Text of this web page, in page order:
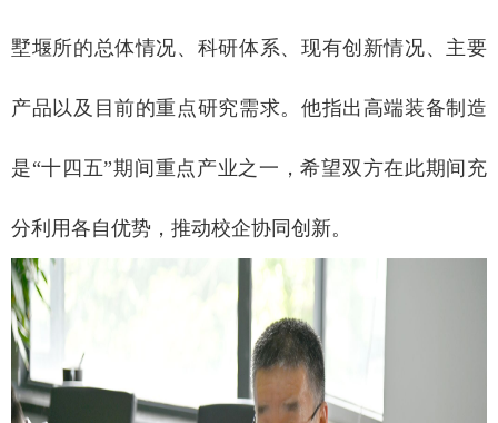
墅堰所的总体情况、科研体系、现有创新情况、主要
产品以及目前的重点研究需求。他指出高端装备制造
是“十四五”期间重点产业之一，希望双方在此期间充
分利用各自优势，推动校企协同创新。